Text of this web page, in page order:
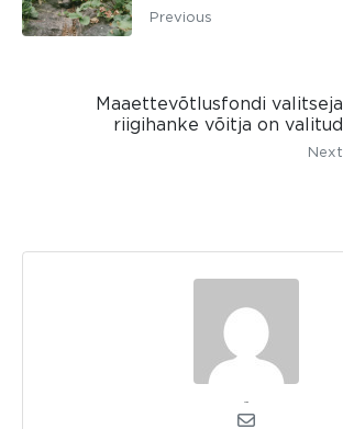
Previous
Maaettevõtlusfondi valitseja
riigihanke võitja on valitud
Next